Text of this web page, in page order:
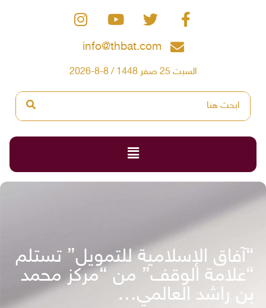
info@thbat.com
السبت 25 صفر 1448 / 8-8-2026
“آفاق الإسلامية للتمويل” تستلم
“علامة الوقف” من “مركز محمد
بن راشد العالمي…